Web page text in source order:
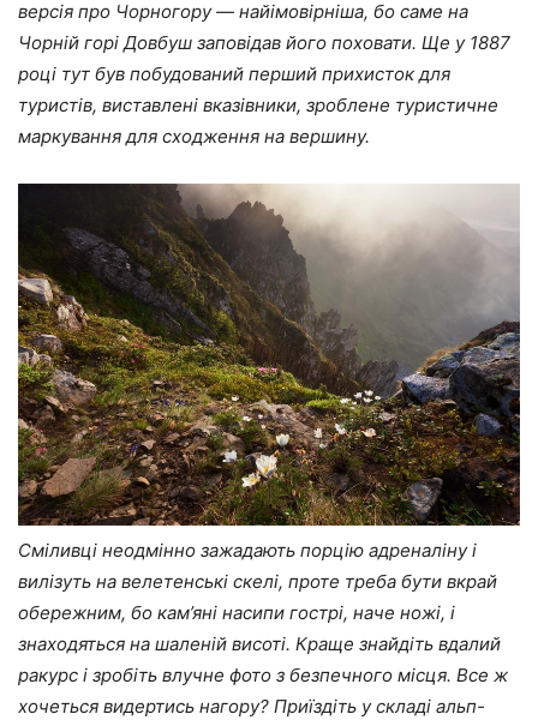
версія про Чорногору — найімовірніша, бо саме на
Чорній горі Довбуш заповідав його поховати. Ще у 1887
році тут був побудований перший прихисток для
туристів, виставлені вказівники, зроблене туристичне
маркування для сходження на вершину.
Сміливці неодмінно зажадають порцію адреналіну і
вилізуть на велетенські скелі, проте треба бути вкрай
обережним, бо кам’яні насипи гострі, наче ножі, і
знаходяться на шаленій висоті. Краще знайдіть вдалий
ракурс і зробіть влучне фото з безпечного місця. Все ж
хочеться видертись нагору? Приїздіть у складі альп-